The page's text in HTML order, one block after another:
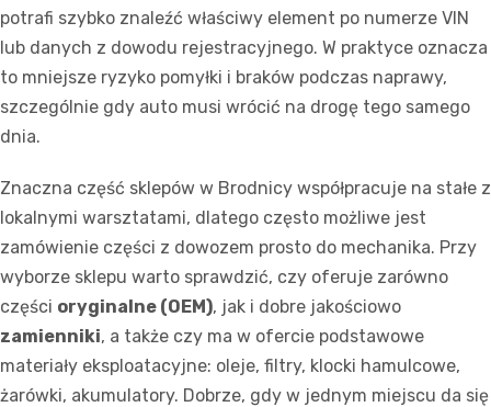
potrafi szybko znaleźć właściwy element po numerze VIN
lub danych z dowodu rejestracyjnego. W praktyce oznacza
to mniejsze ryzyko pomyłki i braków podczas naprawy,
szczególnie gdy auto musi wrócić na drogę tego samego
dnia.
Znaczna część sklepów w Brodnicy współpracuje na stałe z
lokalnymi warsztatami, dlatego często możliwe jest
zamówienie części z dowozem prosto do mechanika. Przy
wyborze sklepu warto sprawdzić, czy oferuje zarówno
części oryginalne (OEM), jak i dobre jakościowo
zamienniki, a także czy ma w ofercie podstawowe
materiały eksploatacyjne: oleje, filtry, klocki hamulcowe,
żarówki, akumulatory. Dobrze, gdy w jednym miejscu da się